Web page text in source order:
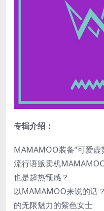
专辑介绍：
MAMAMOO装备“可爱虚
流行语贩卖机
也是超热预感？
以MAMAMOO来说的话
的无限魅力的紫色女士